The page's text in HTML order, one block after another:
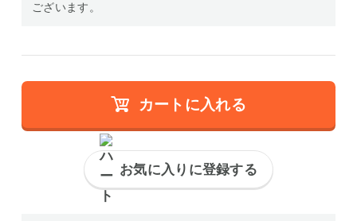
ございます。
カートに入れる
お気に入りに登録する